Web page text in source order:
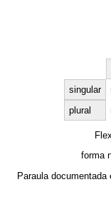
singular
plural
forma
Paraula